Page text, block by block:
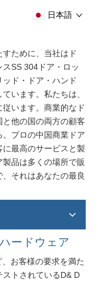
日本語
ために、当社はド
SS 304ドア・ロッ
ド・ドア・ハンド
います。私たちは、
従います。商業的なド
他の国の両方の顧客
プロの中国商業ドア
最高のサービスと製
品は多くの場所で販
それはあなたの最良
ードウェア
お客様の要求を満た
トされているD& D